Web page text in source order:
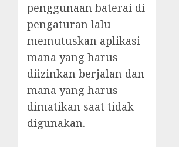
penggunaan baterai di
pengaturan lalu
memutuskan aplikasi
mana yang harus
diizinkan berjalan dan
mana yang harus
dimatikan saat tidak
digunakan.